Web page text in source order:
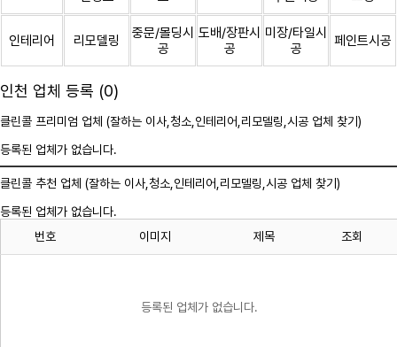
인테리어 리모델링
중문/몰딩시
공
도배/장판시
공
미장/타일시
공
페인트시공
인천 업체 등록 (0)
클린콜 프리미엄 업체 (잘하는 이사, 청소 ,인테리어,리모델링,시공 업체 찾기)
등록된 업체가 없습니다.
클린콜 추천 업체 (잘하는 이사, 청소 ,인테리어,리모델링,시공 업체 찾기)
등록된 업체가 없습니다.
번호
이미지 제목 조회
등록된 업체가 없습니다.